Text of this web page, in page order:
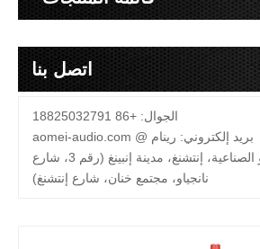
اتصل بنا
الجوال: +86 18825032791
بريد إلكتروني: رينام @ aomei-audio.com
العنوان: منطقة نانجياو الصناعية، إنتشنغ، مدينة إنبينغ (رقم 3، شارع
نانجياو، مجتمع خنان، شارع إنتشنغ)